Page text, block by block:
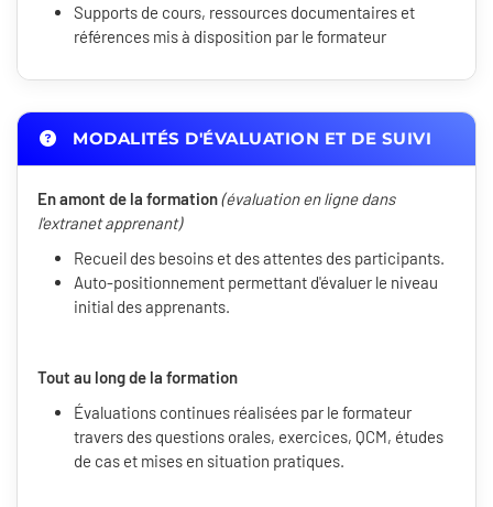
Supports de cours, ressources documentaires et
références mis à disposition par le formateur
MODALITÉS D'ÉVALUATION ET DE SUIVI
En amont de la formation(évaluation en ligne dans
l'extranet apprenant)
Recueil des besoins et des attentes des participants.
Auto-positionnement permettant d'évaluer le niveau
initial des apprenants.
Tout au long de la formation
Évaluations continues réalisées par le formateur
travers des questions orales, exercices, QCM, études
de cas et mises en situation pratiques.